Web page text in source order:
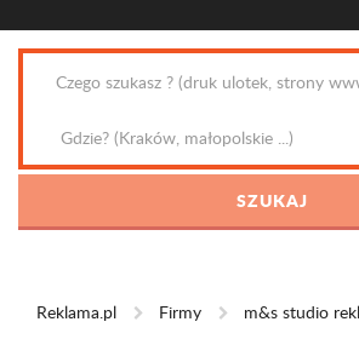
Reklama.pl Firmy m&s studio